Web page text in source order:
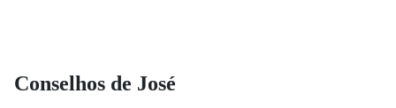
Conselhos de José